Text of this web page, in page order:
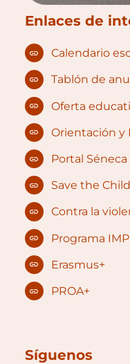
Enlaces de
Calendario
Tablón de
Oferta
Orientación y
Portal Séneca
Save the
Contra la
Programa
Erasmus+
PROA+
Síguenos